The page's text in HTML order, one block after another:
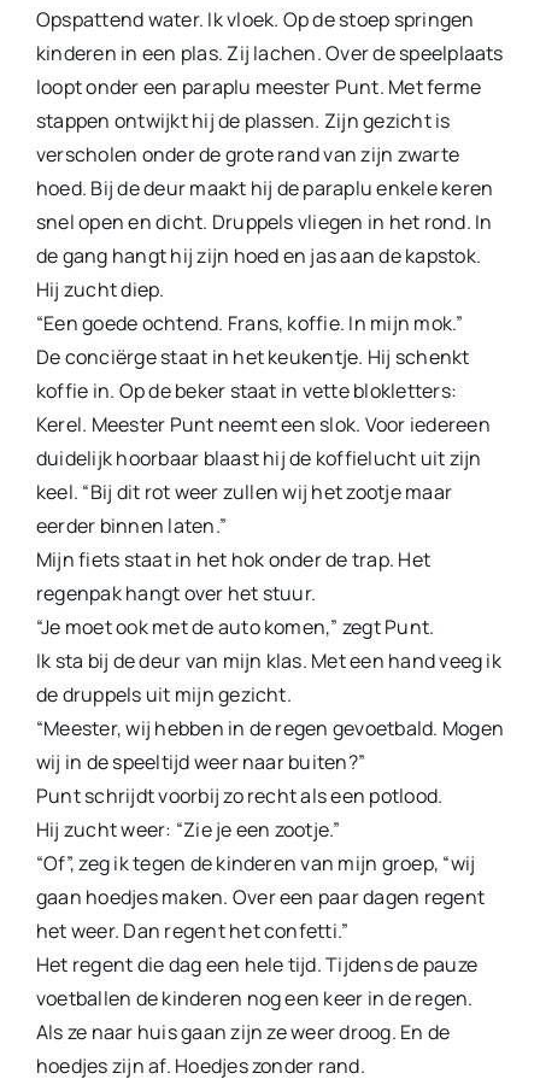
Opspattend water. Ik vloek. Op de stoep springen
kinderen in een plas. Zij lachen. Over de speelplaats
loopt onder een paraplu meester Punt. Met ferme
stappen ontwijkt hij de plassen. Zijn gezicht is
verscholen onder de grote rand van zijn zwarte
hoed. Bij de deur maakt hij de paraplu enkele keren
snel open en dicht. Druppels vliegen in het rond. In
de gang hangt hij zijn hoed en jas aan de kapstok.
Hij zucht diep.
“Een goede ochtend. Frans, koffie. In mijn mok.”
De conciërge staat in het keukentje. Hij schenkt
koffie in. Op de beker staat in vette blokletters:
Kerel. Meester Punt neemt een slok. Voor iedereen
duidelijk hoorbaar blaast hij de koffielucht uit zijn
keel. “Bij dit rot weer zullen wij het zootje maar
eerder binnen laten.”
Mijn fiets staat in het hok onder de trap. Het
regenpak hangt over het stuur.
“Je moet ook met de auto komen,” zegt Punt.
Ik sta bij de deur van mijn klas. Met een hand veeg ik
de druppels uit mijn gezicht.
“Meester, wij hebben in de regen gevoetbald. Mogen
wij in de speeltijd weer naar buiten?”
Punt schrijdt voorbij zo recht als een potlood.
Hij zucht weer: “Zie je een zootje.”
“Of”, zeg ik tegen de kinderen van mijn groep, “wij
gaan hoedjes maken. Over een paar dagen regent
het weer. Dan regent het confetti.”
Het regent die dag een hele tijd. Tijdens de pauze
voetballen de kinderen nog een keer in de regen.
Als ze naar huis gaan zijn ze weer droog. En de
hoedjes zijn af. Hoedjes zonder rand.